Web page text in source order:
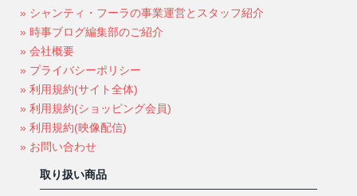
» シャンティ・フーラの事業運営とスタッフ紹介
» 時事ブログ編集部のご紹介
» 会社概要
» プライバシーポリシー
» 利用規約(サイト全体)
» 利用規約(ショッピング会員)
» 利用規約(映像配信)
» お問い合わせ
取り扱い商品